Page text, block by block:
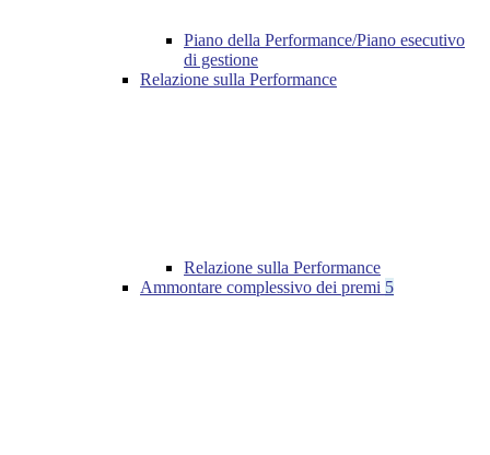
Piano della Performance/Piano esecutivo
di gestione
Relazione sulla Performance
Relazione sulla Performance
Ammontare complessivo dei premi 5